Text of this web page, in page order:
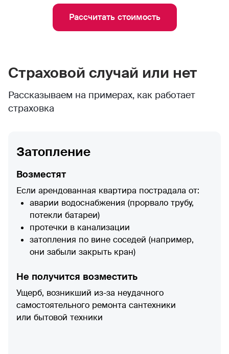
дорогого паркета и плинтусов на кухне
Рассчитать стоимость
Страховой случай или нет
Рассказываем на примерах, как работает
страховка
Затопление
Возместят
Если арендованная квартира пострадала от:
аварии водоснабжения (прорвало трубу,
потекли батареи)
протечки в канализации
затопления по вине соседей (например,
они забыли закрыть кран)
Не получится возместить
Ущерб, возникший из-за неудачного
самостоятельного ремонта сантехники
или бытовой техники